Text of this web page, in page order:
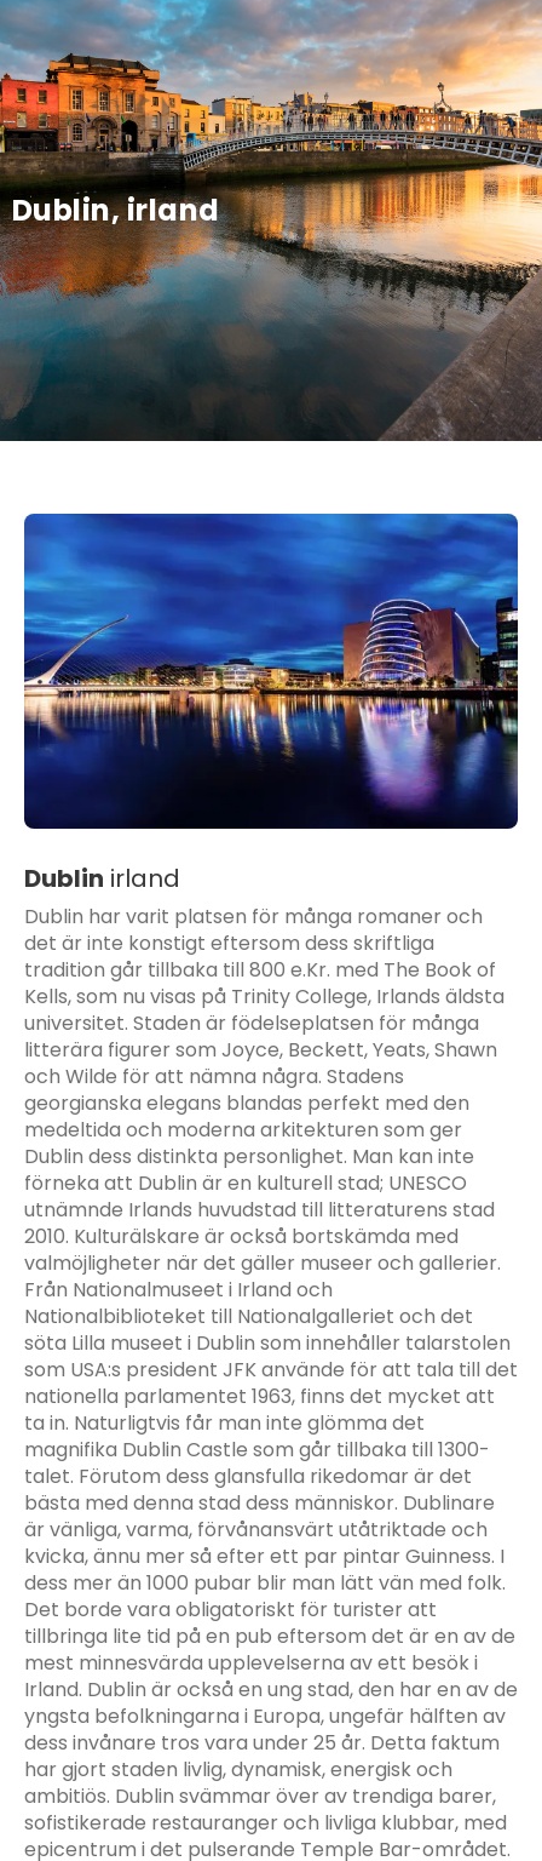
Dublin, irland
Dublin irland
Dublin har varit platsen för många romaner och
det är inte konstigt eftersom dess skriftliga
tradition går tillbaka till 800 e.Kr. med The Book of
Kells, som nu visas på Trinity College, Irlands äldsta
universitet. Staden är födelseplatsen för många
litterära figurer som Joyce, Beckett, Yeats, Shawn
och Wilde för att nämna några. Stadens
georgianska elegans blandas perfekt med den
medeltida och moderna arkitekturen som ger
Dublin dess distinkta personlighet. Man kan inte
förneka att Dublin är en kulturell stad; UNESCO
utnämnde Irlands huvudstad till litteraturens stad
2010. Kulturälskare är också bortskämda med
valmöjligheter när det gäller museer och gallerier.
Från Nationalmuseet i Irland och
Nationalbiblioteket till Nationalgalleriet och det
söta Lilla museet i Dublin som innehåller talarstolen
som USA:s president JFK använde för att tala till det
nationella parlamentet 1963, finns det mycket att
ta in. Naturligtvis får man inte glömma det
magnifika Dublin Castle som går tillbaka till 1300-
talet. Förutom dess glansfulla rikedomar är det
bästa med denna stad dess människor. Dublinare
är vänliga, varma, förvånansvärt utåtriktade och
kvicka, ännu mer så efter ett par pintar Guinness. I
dess mer än 1000 pubar blir man lätt vän med folk.
Det borde vara obligatoriskt för turister att
tillbringa lite tid på en pub eftersom det är en av de
mest minnesvärda upplevelserna av ett besök i
Irland. Dublin är också en ung stad, den har en av de
yngsta befolkningarna i Europa, ungefär hälften av
dess invånare tros vara under 25 år. Detta faktum
har gjort staden livlig, dynamisk, energisk och
ambitiös. Dublin svämmar över av trendiga barer,
sofistikerade restauranger och livliga klubbar, med
epicentrum i det pulserande Temple Bar-området.